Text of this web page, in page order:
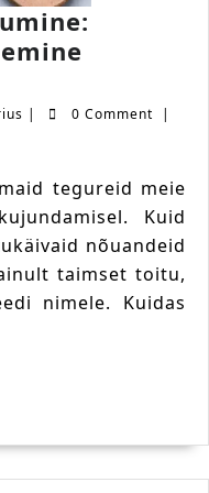
NutriSirius
| 0 Comment
|
Kuid
nõuandeid
taimset toitu,
nimele. Kuidas